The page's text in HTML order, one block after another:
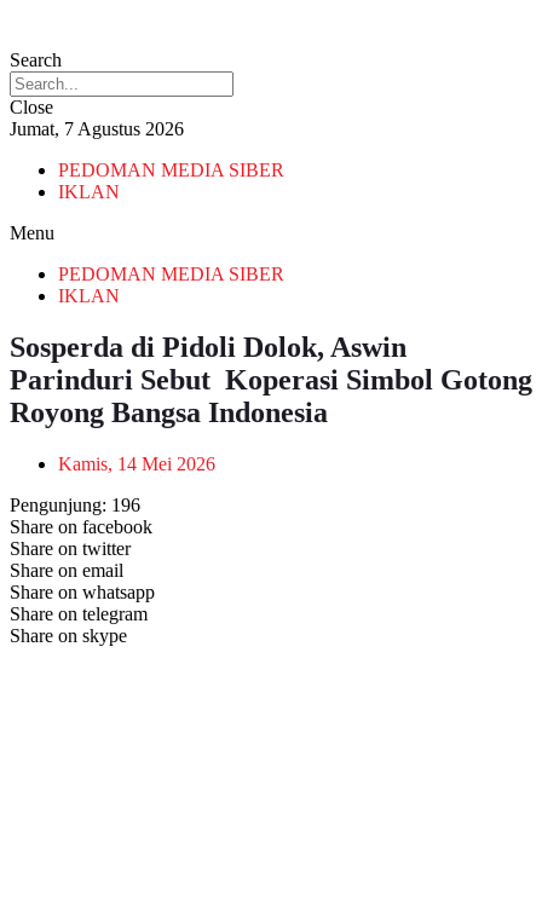
Search
Close
Jumat, 7 Agustus 2026
PEDOMAN MEDIA SIBER
IKLAN
Menu
PEDOMAN MEDIA SIBER
IKLAN
Sosperda di Pidoli Dolok, Aswin
Parinduri Sebut Koperasi Simbol Gotong
Royong Bangsa Indonesia
Kamis, 14 Mei 2026
Pengunjung: 196
Share on facebook
Share on twitter
Share on email
Share on whatsapp
Share on telegram
Share on skype